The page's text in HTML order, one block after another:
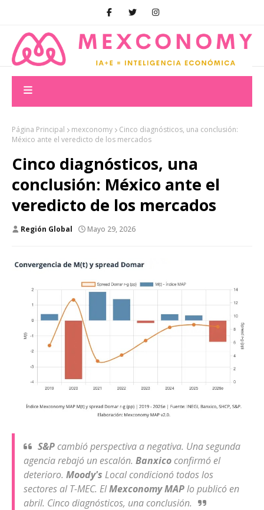
Página Principal mexconomy
Cinco diagnósticos, una conclusión:
México ante el veredicto de los mercados
Cinco diagnósticos, una
conclusión: México ante el
veredicto de los mercados
Región Global Mayo 29, 2026
S&P cambió perspectiva a negativa. Una segunda
agencia rebajó un escalón. Banxico confirmó el
deterioro. Moody's Local condicionó todos los
sectores al T-MEC. ElMexconomy MAPlo publicó en
abril. Cinco diagnósticos, una conclusión.